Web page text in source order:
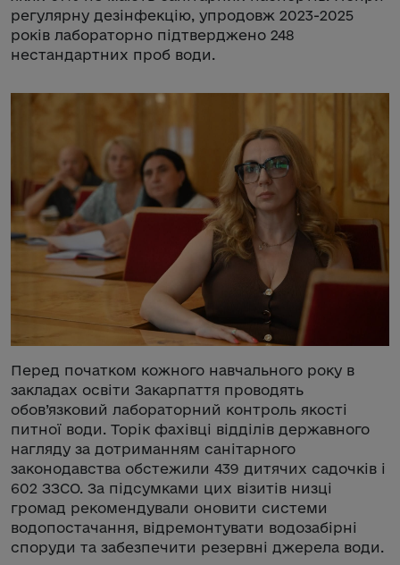
регулярну дезінфекцію, упродовж 2023-2025
років лабораторно підтверджено 248
нестандартних проб води.
Перед початком кожного навчального року в
закладах освіти Закарпаття проводять
обов’язковий лабораторний контроль якості
питної води. Торік фахівці відділів державного
нагляду за дотриманням санітарного
законодавства обстежили 439 дитячих садочків і
602 ЗЗСО. За підсумками цих візитів низці
громад рекомендували оновити системи
водопостачання, відремонтувати водозабірні
споруди та забезпечити резервні джерела води.